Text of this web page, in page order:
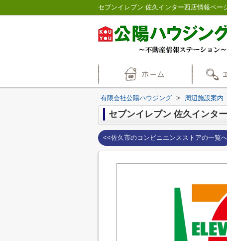
セブンイレブン 佐久インター西店情報ペ
有限会社公陽ハウジング > 周辺施設案内
セブンイレブン 佐久インタ
<<佐久市のコンビニエンスストアの一覧へ